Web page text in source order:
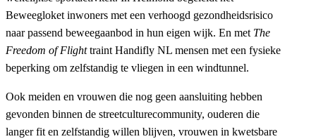
Beweegloket inwoners met een verhoogd gezondheidsrisico
naar passend beweegaanbod in hun eigen wijk. En met The
Freedom of Flighttraint Handifly NL mensen met een fysieke
beperking om zelfstandig te vliegen in een windtunnel.
Ook meiden en vrouwen die nog geen aansluiting hebben
gevonden binnen de streetculturecommunity, ouderen die
langer fit en zelfstandig willen blijven, vrouwen in kwetsbare